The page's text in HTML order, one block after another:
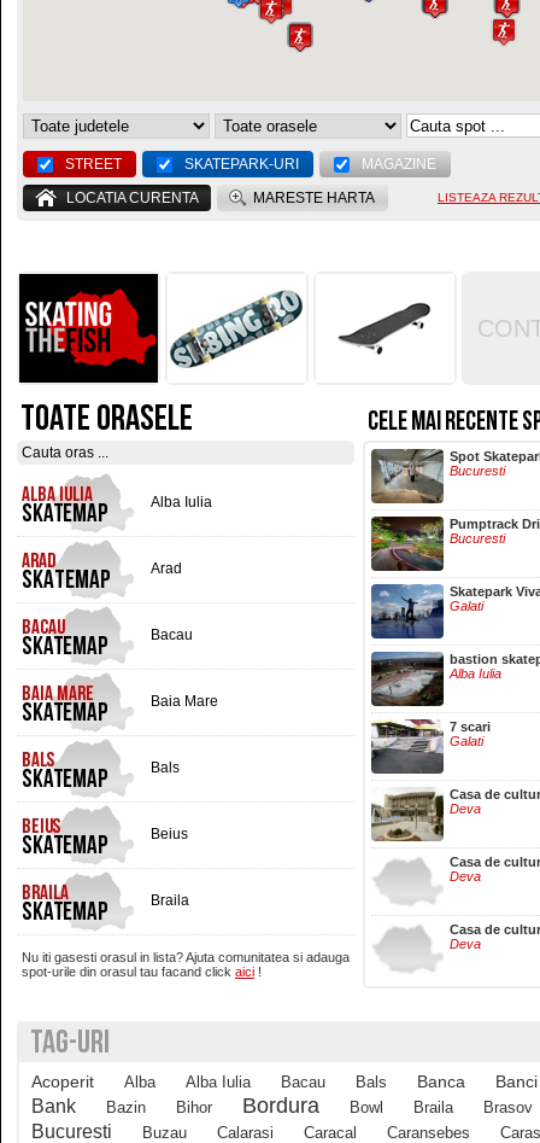
STREET SKATEPARK-URI
MAGAZINE
LOCATIA CURENTA
MARESTE HARTA LISTEAZA
TOATE ORASELE
Alba Iulia
Arad
Bacau
Baia Mare
Bals
Beius
Braila
Brasov
Buzau
Nu iti gasesti orasul in lista? Ajuta comunitatea si adauga
spot-urile din orasul tau facand click aici !
CELE MAI RECENTE
Hala Centrala
Iasi
Spot
Bucuresti
Pumptrack
Bucuresti
Skatepark
Galati
bastion
Alba Iulia
7 scari
Galati
Casa de
Deva
Casa de
Deva
Casa de
Deva
TAG-URI
Acoperit Alba Alba Iulia Bacau Bals Banca Banci
Bank Bazin Bihor Bordura Bowl Braila Brasov
Bucuresti Buzau Calarasi Caracal Caransebes